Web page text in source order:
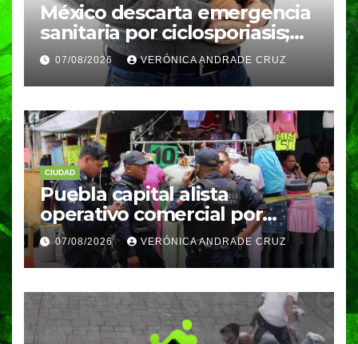
México descarta emergencia
sanitaria por ciclosporiasis;
reportan 33 casos en dos
meses
07/08/2026 VERÓNICA ANDRADE CRUZ
CIUDAD
Puebla capital alista
operativo comercial por
fiestas patrias y regreso a
clases
07/08/2026 VERÓNICA ANDRADE CRUZ